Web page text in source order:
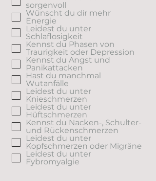
sorgenvoll
Wünscht du dir mehr
Energie
Leidest du unter
Schlaflosigkeit
Kennst du Phasen von
Traurigkeit oder Depression
Kennst du Angst und
Panikattacken
Hast du manchmal
Wutanfälle
Leidest du unter
Knieschmerzen
Leidest du unter
Hüftschmerzen
Kennst du Nacken-, Schulter-
und Rückenschmerzen
Leidest du unter
Kopfschmerzen oder Migräne
Leidest du unter
Fybromyalgie